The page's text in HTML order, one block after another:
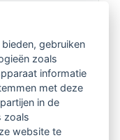
gebruiken
zoals
informatie
met deze
in de
zoals
website te